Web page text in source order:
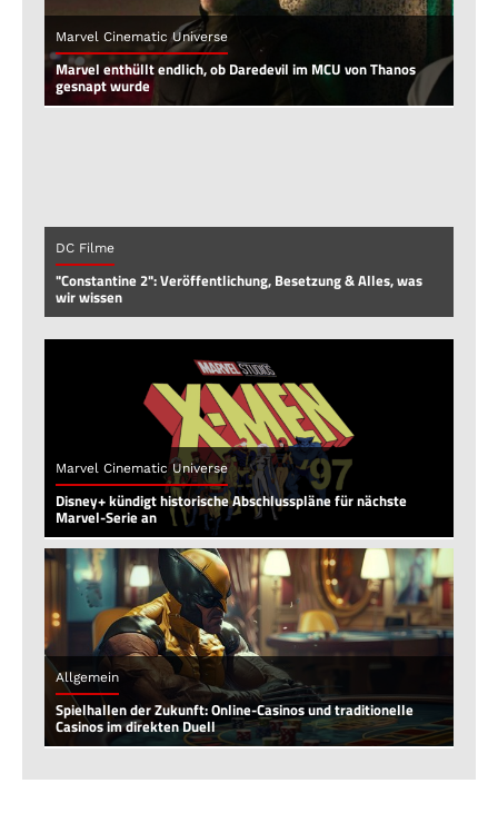
Marvel Cinematic Universe
Marvel enthüllt endlich, ob Daredevil im MCU von Thanos
gesnapt wurde
DC Filme
"Constantine 2": Veröffentlichung, Besetzung & Alles, was
wir wissen
Marvel Cinematic Universe
Disney+ kündigt historische Abschlusspläne für nächste
Marvel-Serie an
Allgemein
Spielhallen der Zukunft: Online-Casinos und traditionelle
Casinos im direkten Duell